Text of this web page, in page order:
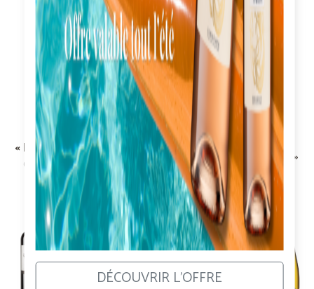
13,00€
Ajouter au panier
19,00€
Ajouter au panier
« Indispensables BBQ »
Coffret 6 bouteilles - Alsace,
Corbières
« Découverte de nos
Grands Crus d'Alsace »
Coffret 6 bouteilles - Vins
d'Alsace
DÉCOUVRIR L'OFFRE